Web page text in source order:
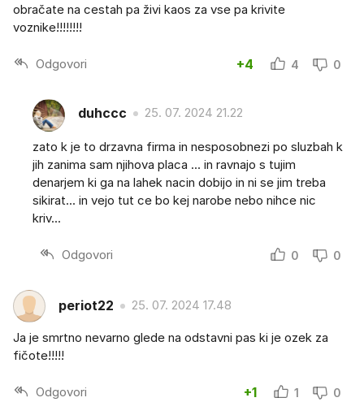
obračate na cestah pa živi kaos za vse pa krivite
voznike!!!!!!!!
Odgovori +4 4 0
duhccc 25. 07. 2024 21.22
zato k je to drzavna firma in nesposobnezi po sluzbah k
jih zanima sam njihova placa ... in ravnajo s tujim
denarjem ki ga na lahek nacin dobijo in ni se jim treba
sikirat... in vejo tut ce bo kej narobe nebo nihce nic
kriv...
Odgovori 0 0
periot22 25. 07. 2024 17.48
Ja je smrtno nevarno glede na odstavni pas ki je ozek za
fičote!!!!!
Odgovori +1 1 0